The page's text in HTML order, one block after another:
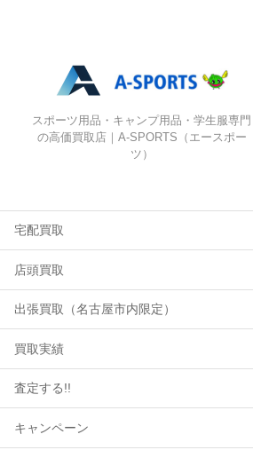
: Undefined array key
スポーツ用品・キャンプ用品・学生服専門
の高価買取店｜A-SPORTS（エースポー
ツ）
宅配買取
店頭買取
出張買取（名古屋市内限定）
買取実績
査定する!!
キャンペーン